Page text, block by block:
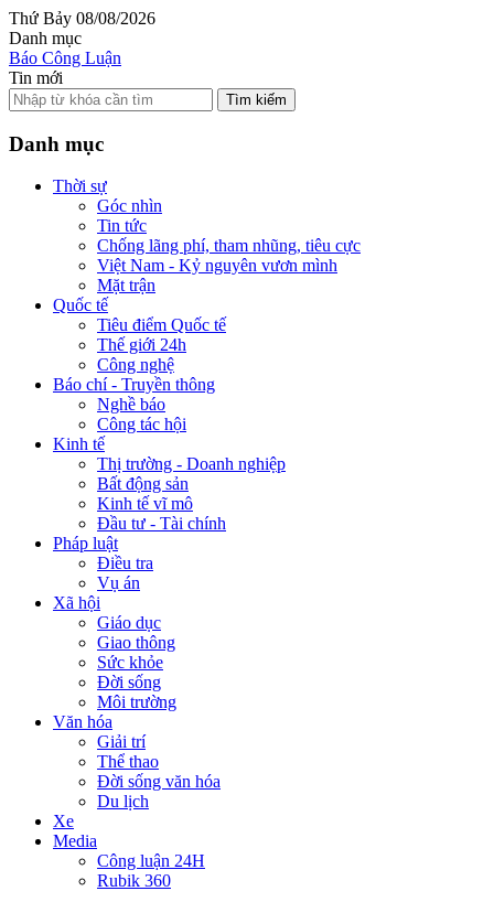
Thứ Bảy 08/08/2026
Danh mục
Báo Công Luận
Tin mới
Tìm kiếm
Danh mục
Thời sự
Góc nhìn
Tin tức
Chống lãng phí, tham nhũng, tiêu cực
Việt Nam - Kỷ nguyên vươn mình
Mặt trận
Quốc tế
Tiêu điểm Quốc tế
Thế giới 24h
Công nghệ
Báo chí - Truyền thông
Nghề báo
Công tác hội
Kinh tế
Thị trường - Doanh nghiệp
Bất động sản
Kinh tế vĩ mô
Đầu tư - Tài chính
Pháp luật
Điều tra
Vụ án
Xã hội
Giáo dục
Giao thông
Sức khỏe
Đời sống
Môi trường
Văn hóa
Giải trí
Thể thao
Đời sống văn hóa
Du lịch
Xe
Media
Công luận 24H
Rubik 360